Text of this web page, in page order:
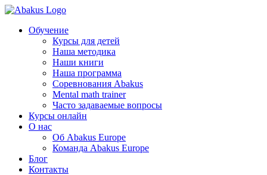
Обучение
Курсы для детей
Наша методика
Наши книги
Наша программа
Соревнования Abakus
Mental math trainer
Часто задаваемые вопросы
Курсы онлайн
О нас
Об Abakus Europe
Команда Abakus Europe
Блог
Контакты